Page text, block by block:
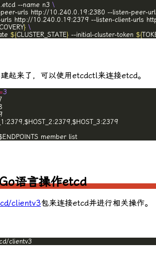
--name n3
peer-urls http://10.240.0.19:2380 --listen-
urls http://10.240.0.19:2379 --listen-client-urls
}
${CLUSTER_STATE} --initial-cluster-token ${
起来了，可以使用etcdctl来连接etcd。
3
member list
语言操作etcd
clientv3包来连接etcd并进行相关操作。
clientv3